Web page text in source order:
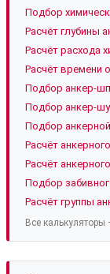
Подбор
Расчёт глубины
Расчёт расхода
Расчёт времени
Подбор анкер-
Подбор анкер-
Подбор
Расчёт
Расчёт
Подбор
Расчёт группы
Все калькуляторы